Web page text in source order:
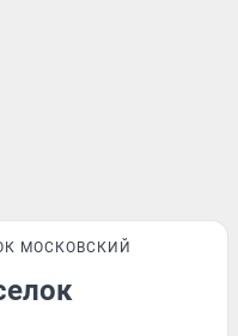
МОСКОВСКИЙ